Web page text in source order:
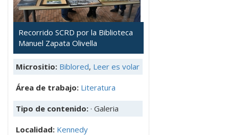
Recorrido SCRD por la Biblioteca
Manuel Zapata Olivella
Micrositio: Biblored, Leer es volar
Área de trabajo: Literatura
Tipo de contenido: · Galeria
Localidad: Kennedy